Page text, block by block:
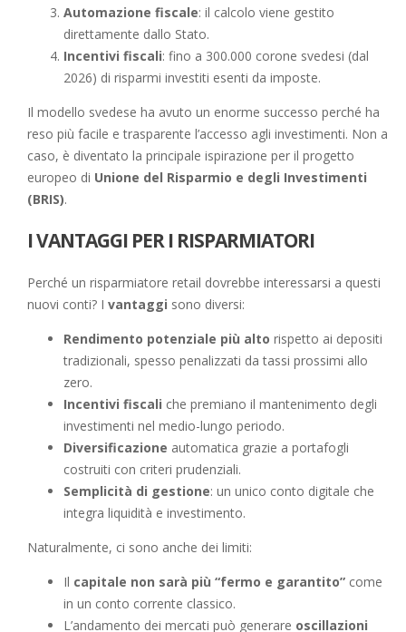
Automazione fiscale: il calcolo viene gestito
direttamente dallo Stato.
Incentivi fiscali: fino a 300.000 corone svedesi (dal
2026) di risparmi investiti esenti da imposte.
Il modello svedese ha avuto un enorme successo perché ha
reso più facile e trasparente l’accesso agli investimenti. Non a
caso, è diventato la principale ispirazione per il progetto
europeo di Unione del Risparmio e degli Investimenti
(BRIS).
I VANTAGGI PER I RISPARMIATORI
Perché un risparmiatore retail dovrebbe interessarsi a questi
nuovi conti? I vantaggi sono diversi:
Rendimento potenziale più alto rispetto ai depositi
tradizionali, spesso penalizzati da tassi prossimi allo
zero.
Incentivi fiscali che premiano il mantenimento degli
investimenti nel medio-lungo periodo.
Diversificazione automatica grazie a portafogli
costruiti con criteri prudenziali.
Semplicità di gestione: un unico conto digitale che
integra liquidità e investimento.
Naturalmente, ci sono anche dei limiti:
Il capitale non sarà più “fermo e garantito” come
in un conto corrente classico.
L’andamento dei mercati può generare oscillazioni